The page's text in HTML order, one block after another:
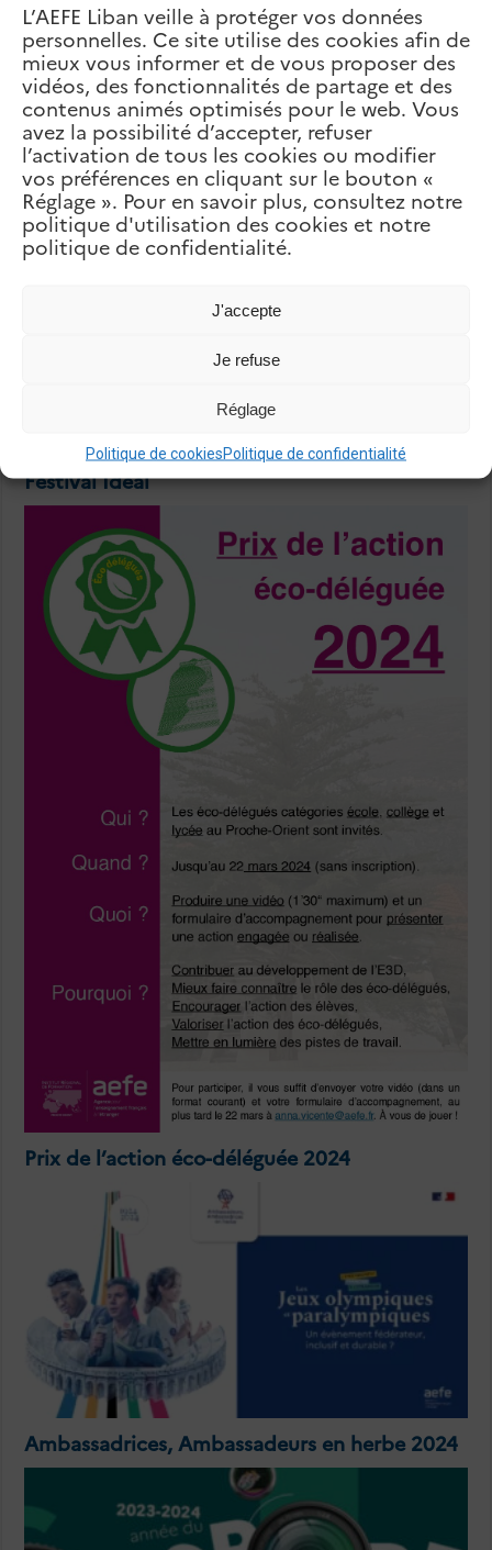
L’AEFE Liban veille à protéger vos données
personnelles. Ce site utilise des cookies afin de
mieux vous informer et de vous proposer des
vidéos, des fonctionnalités de partage et des
contenus animés optimisés pour le web. Vous
avez la possibilité d’accepter, refuser
l’activation de tous les cookies ou modifier
vos préférences en cliquant sur le bouton «
Réglage ». Pour en savoir plus, consultez notre
politique d'utilisation des cookies et notre
politique de confidentialité.
J'accepte
Je refuse
Réglage
Politique de cookiesPolitique de confidentialité
Précédent
Lycée français international Élite
– Tyr
suivant
École AZM
Articles Liés
Festival Idéal
Prix de l’action éco-déléguée 2024
Ambassadrices, Ambassadeurs en herbe 2024